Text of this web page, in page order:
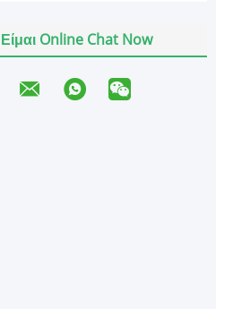
Είμαι Online Chat Now